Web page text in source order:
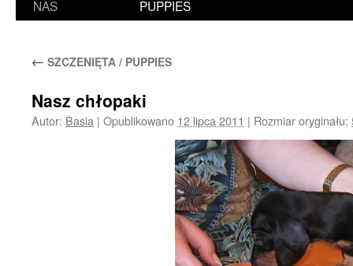
NAS
PUPPIES
← SZCZENIĘTA / PUPPIES
Nasz chłopaki
Autor: Basia | Opublikowano 12 lipca 2011 | Rozmiar oryginału: